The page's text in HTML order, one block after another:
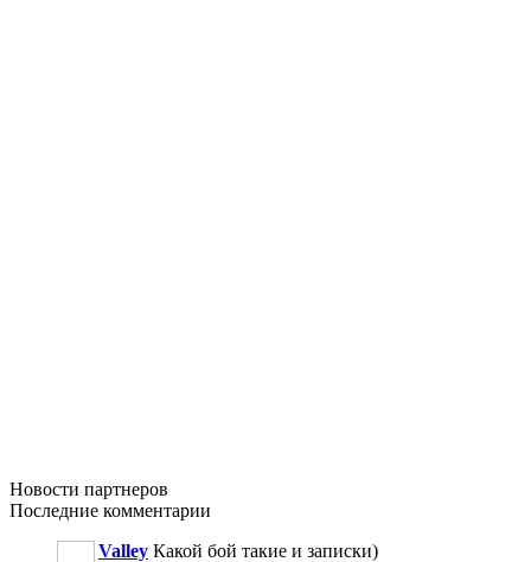
Новости партнеров
Последние комментарии
Valley Какой бой такие и записки)